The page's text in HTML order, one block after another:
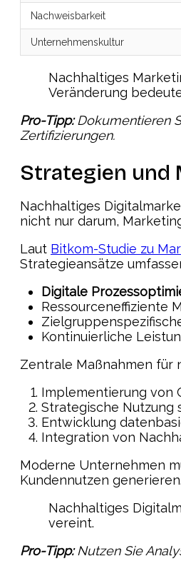
Nachweisbarkeit
Unternehmenskultur
Nachhaltiges
Veränderung
Pro-Tipp: Dokumentieren
Zertifizierungen.
Strategien und
Nachhaltiges
nicht nur darum,
Laut Bitkom-Studie zu
Strategieansätze
Digitale
Ressourceneffiziente
Kontinuierliche
Zentrale Maßnahmen für
Implementierung von
Strategische Nutzung
Entwicklung
Integration von
Moderne Unternehmen
Kundennutzen
Nachhaltiges
vereint.
Pro-Tipp: Nutzen Sie